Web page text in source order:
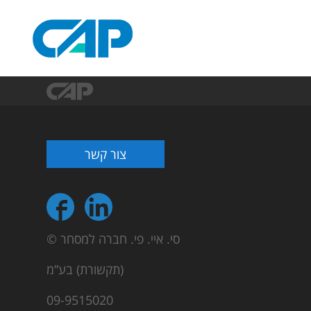
צור קשר
© סי. איי. פי. חברה למסחר
(תקשורת) בע”מ
09-9515020